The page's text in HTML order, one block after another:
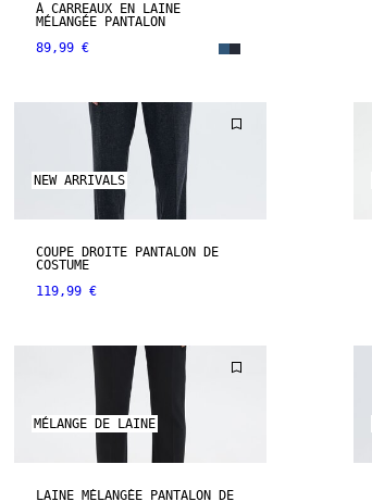
À CARREAUX EN LAINE
MÉLANGÉE PANTALON
89,99 €
NEW ARRIVALS
COUPE DROITE PANTALON DE
COSTUME
119,99 €
MÉLANGE DE LAINE
LAINE MÉLANGÉE PANTALON DE